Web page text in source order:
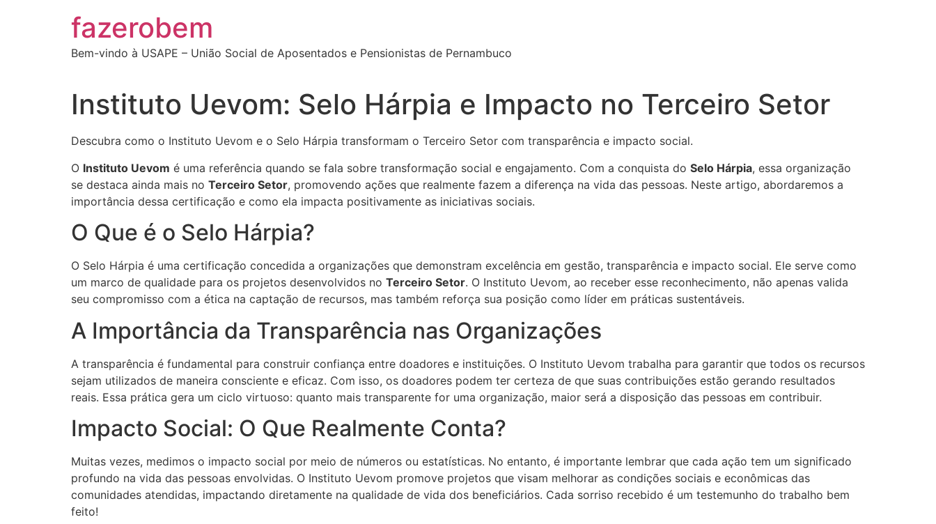
fazerobem
Bem-vindo à USAPE – União Social de Aposentados e Pensionistas de Pernambuco
Instituto Uevom: Selo Hárpia e Impacto no Terceiro Setor
Descubra como o Instituto Uevom e o Selo Hárpia transformam o Terceiro Setor com transparência e impacto social.
O Instituto Uevom é uma referência quando se fala sobre transformação social e engajamento. Com a conquista do Selo Hárpia, essa organização
se destaca ainda mais no Terceiro Setor, promovendo ações que realmente fazem a diferença na vida das pessoas. Neste artigo, abordaremos a
importância dessa certificação e como ela impacta positivamente as iniciativas sociais.
O Que é o Selo Hárpia?
O Selo Hárpia é uma certificação concedida a organizações que demonstram excelência em gestão, transparência e impacto social. Ele serve como
um marco de qualidade para os projetos desenvolvidos no Terceiro Setor. O Instituto Uevom, ao receber esse reconhecimento, não apenas valida
seu compromisso com a ética na captação de recursos, mas também reforça sua posição como líder em práticas sustentáveis.
A Importância da Transparência nas Organizações
A transparência é fundamental para construir confiança entre doadores e instituições. O Instituto Uevom trabalha para garantir que todos os recursos
sejam utilizados de maneira consciente e eficaz. Com isso, os doadores podem ter certeza de que suas contribuições estão gerando resultados
reais. Essa prática gera um ciclo virtuoso: quanto mais transparente for uma organização, maior será a disposição das pessoas em contribuir.
Impacto Social: O Que Realmente Conta?
Muitas vezes, medimos o impacto social por meio de números ou estatísticas. No entanto, é importante lembrar que cada ação tem um significado
profundo na vida das pessoas envolvidas. O Instituto Uevom promove projetos que visam melhorar as condições sociais e econômicas das
comunidades atendidas, impactando diretamente na qualidade de vida dos beneficiários. Cada sorriso recebido é um testemunho do trabalho bem
feito!